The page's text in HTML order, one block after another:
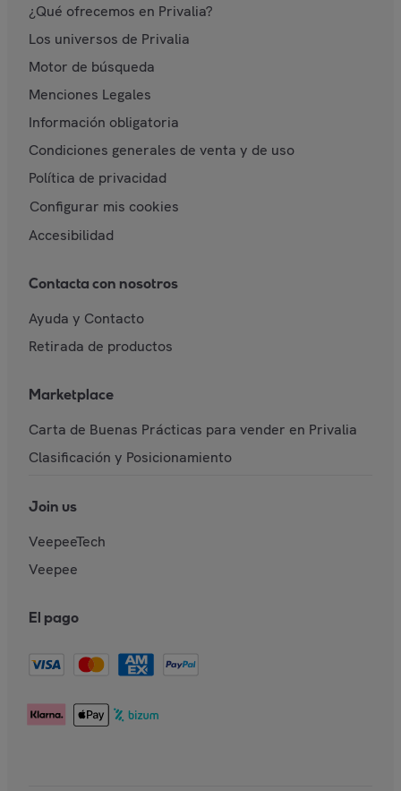
¿Qué ofrecemos en Privalia?
Los universos de Privalia
Motor de búsqueda
Menciones Legales
Información obligatoria
Condiciones generales de venta y de uso
Política de privacidad
Configurar mis cookies
Accesibilidad
Contacta con nosotros
Ayuda y Contacto
Retirada de productos
Marketplace
Carta de Buenas Prácticas para vender en Privalia
Clasificación y Posicionamiento
Join us
VeepeeTech
Veepee
El pago